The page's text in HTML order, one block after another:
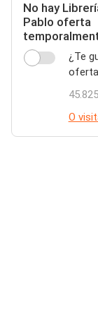
No hay
Pablo oferta
¿Te
O